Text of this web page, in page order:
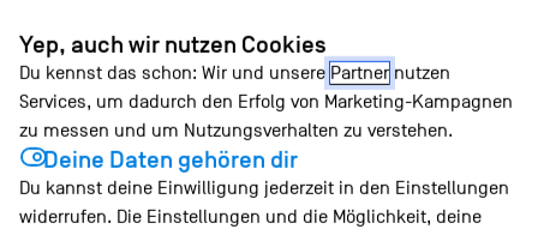
Zum
Inhalt
springen
Yep, auch wir nutzen Cookies
Du kennst das schon: Wir und unsere Partner nutzen
Services, um dadurch den Erfolg von Marketing-Kampagnen
zu messen und um Nutzungsverhalten zu verstehen.
Deine Daten gehören dir
Du kannst deine Einwilligung jederzeit in den Einstellungen
widerrufen. Die Einstellungen und die Möglichkeit, deine